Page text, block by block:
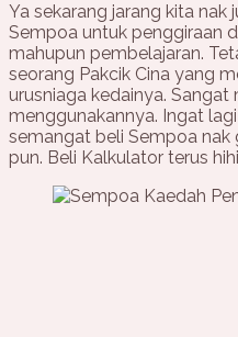
Ya sekarang jarang kita
Sempoa untuk penggiraan
mahupun pembelajaran.
seorang Pakcik Cina yang
urusniaga kedainya. Sangat
menggunakannya. Ingat
semangat beli Sempoa nak
pun. Beli Kalkulator terus